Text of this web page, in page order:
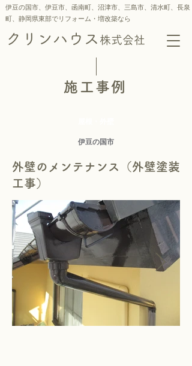
伊豆の国市、伊豆市、函南町、沼津市、三島市、 清水町、 長泉
町、静岡県東部でリフォーム・増改築なら
クリンハウス 株式会社
施工事例
伊豆の国市
外壁のメンテナンス（外壁塗装
工事）